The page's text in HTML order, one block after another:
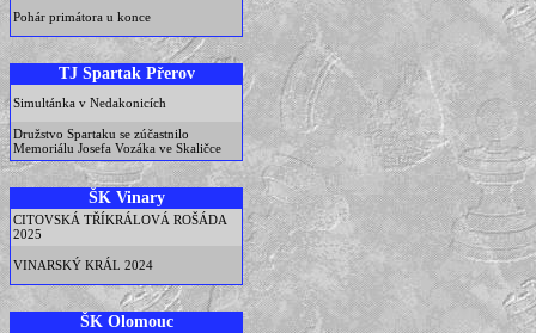
Pohár primátora u konce
TJ Spartak Přerov
Simultánka v Nedakonicích
Družstvo Spartaku se zúčastnilo
Memoriálu Josefa Vozáka ve Skaličce
ŠK Vinary
CITOVSKÁ TŘÍKRÁLOVÁ ROŠÁDA
2025
VINARSKÝ KRÁL 2024
ŠK Olomouc